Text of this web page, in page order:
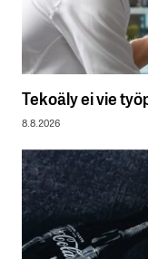
Tekoäly ei vie
8.8.2026